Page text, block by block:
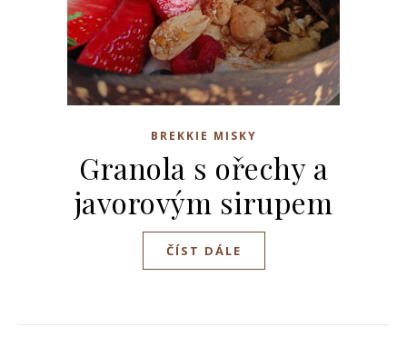
BREKKIE MISKY
Granola s ořechy a
javorovým sirupem
ČÍST DÁLE